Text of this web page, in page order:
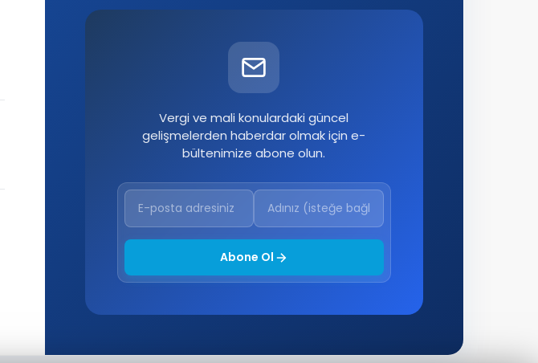
Vergi ve mali konulardaki güncel
gelişmelerden haberdar olmak için e-
bültenimize abone olun.
Abone Ol